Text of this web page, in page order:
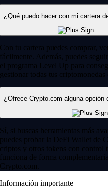
¿Qué puedo hacer con mi cartera
Con tu cartera puedes comprar,
fácilmente. Además, puedes
el programa Level Up para
gestionar todas tus criptomonedas
¿Ofrece Crypto.com alguna opción
Sí, si buscas herramientas más
puedes probar la DeFi Wallet de
criptos y otros tokens con control
funciona de forma
Crypto.com.
Información importante